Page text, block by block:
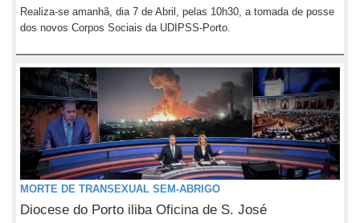
Realiza-se amanhã, dia 7 de Abril, pelas 10h30, a tomada de posse
dos novos Corpos Sociais da UDIPSS-Porto.
MORTE DE TRANSEXUAL SEM-ABRIGO
Diocese do Porto iliba Oficina de S. José